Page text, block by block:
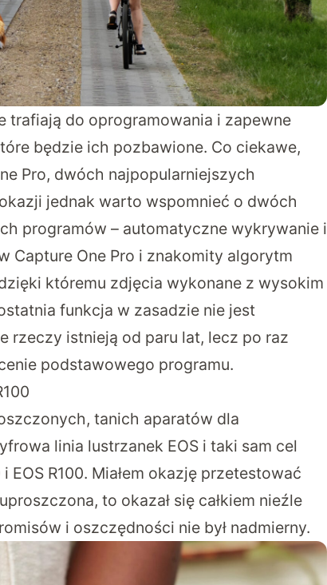
trafiają do oprogramowania i zapewne
będzie ich pozbawione. Co ciekawe,
Pro, dwóch najpopularniejszych
jednak warto wspomnieć o dwóch
programów – automatyczne wykrywanie i
Capture One Pro i znakomity algorytm
któremu zdjęcia wykonane z wysokim
funkcja w zasadzie nie jest
rzeczy istnieją od paru lat, lecz po raz
podstawowego programu.
tanich aparatów dla
linia lustrzanek EOS i taki sam cel
i EOS R100. Miałem okazję przetestować
to okazał się całkiem nieźle
i oszczędności nie był nadmierny.